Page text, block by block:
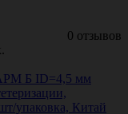
0 отзывов
АРМ Б ID=4,5 мм
упаковка, Китай